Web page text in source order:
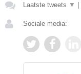
Laatste tweets ▼
Sociale media: